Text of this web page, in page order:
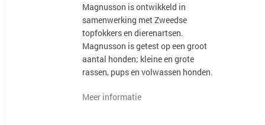
Magnusson is ontwikkeld in
samenwerking met Zweedse
topfokkers en dierenartsen.
Magnusson is getest op een groot
aantal honden; kleine en grote
rassen, pups en volwassen honden.
Meer informatie